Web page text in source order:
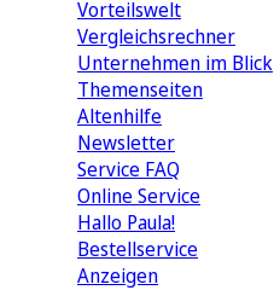
Vorteilswelt
Vergleichsrechner
Unternehmen im Blick
Themenseiten
Altenhilfe
Newsletter
Service FAQ
Online Service
Hallo Paula!
Bestellservice
Anzeigen